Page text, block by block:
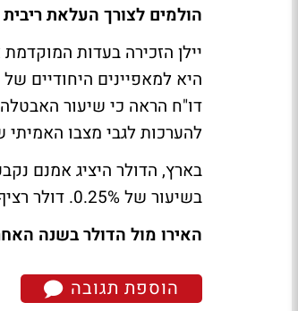
הולמים לצורך העלאת
יילן הזכירה בעדות
היא למאפיינים היחודיים
להערכות לגבי מצבו
בשיעור של 0.25%. דולר רציף
האירו מול הדולר בשנה
הוספת תגובה